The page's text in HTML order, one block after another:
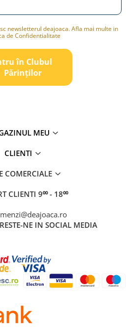
newsletterul deajoaca. Afla mai multe in
de Confidentialitate
în Clubul
Pǎrinților
MEU
CLIENTI
COMERCIALE
CLIENTI 9⁰⁰ - 18⁰⁰
NE IN SOCIAL MEDIA